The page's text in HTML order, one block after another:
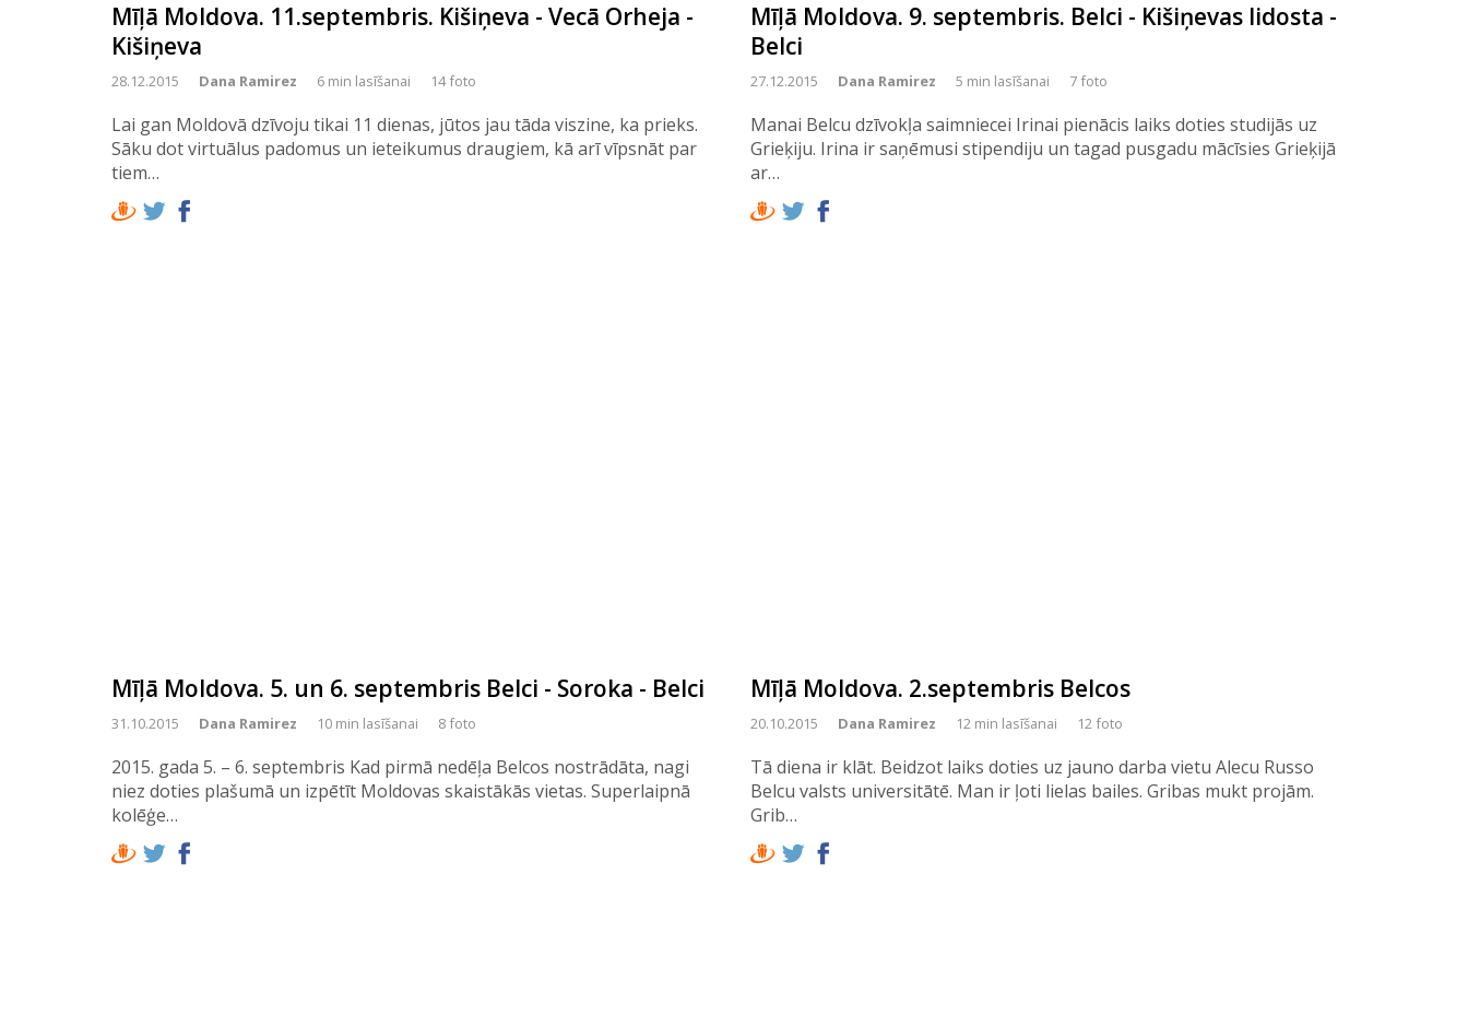
Mīļā Moldova. 11.septembris. Kišiņeva - Vecā Orheja -
Kišiņeva
28.12.2015 Dana Ramirez 6 min lasīšanai 14 foto
Lai gan Moldovā dzīvoju tikai 11 dienas, jūtos jau tāda viszine, ka prieks.
Sāku dot virtuālus padomus un ieteikumus draugiem, kā arī vīpsnāt par
tiem…
Mīļā Moldova. 9. septembris. Belci - Kišiņevas lidosta -
Belci
27.12.2015 Dana Ramirez 5 min lasīšanai 7 foto
Manai Belcu dzīvokļa saimniecei Irinai pienācis laiks doties studijās uz
Grieķiju. Irina ir saņēmusi stipendiju un tagad pusgadu mācīsies Grieķijā
ar…
Mīļā Moldova. 5. un 6. septembris Belci - Soroka - Belci
31.10.2015 Dana Ramirez 10 min lasīšanai 8 foto
2015. gada 5. – 6. septembris Kad pirmā nedēļa Belcos nostrādāta, nagi
niez doties plašumā un izpētīt Moldovas skaistākās vietas. Superlaipnā
kolēģe…
Mīļā Moldova. 2.septembris Belcos
20.10.2015 Dana Ramirez 12 min lasīšanai 12 foto
Tā diena ir klāt. Beidzot laiks doties uz jauno darba vietu Alecu Russo
Belcu valsts universitātē. Man ir ļoti lielas bailes. Gribas mukt projām.
Grib…